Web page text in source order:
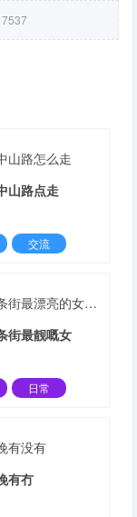
山路怎么走
山路点走
交流
这条街最漂亮的女孩子
街最靓嘅女
日常
有没有
有冇